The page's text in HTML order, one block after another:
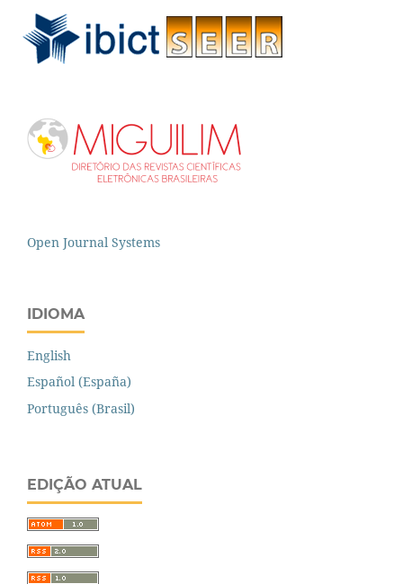
Open Journal Systems
IDIOMA
English
Español (España)
Português (Brasil)
EDIÇÃO ATUAL